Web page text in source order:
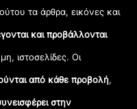
τα άρθρα, εικόνες και
και προβάλλονται
ιστοσελίδες. Οι
από κάθε προβολή,
στην